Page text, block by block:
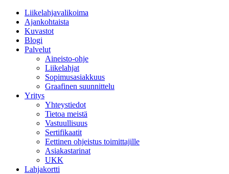
Liikelahjavalikoima
Ajankohtaista
Kuvastot
Blogi
Palvelut
Aineisto-ohje
Liikelahjat
Sopimusasiakkuus
Graafinen suunnittelu
Yritys
Yhteystiedot
Tietoa meistä
Vastuullisuus
Sertifikaatit
Eettinen ohjeistus toimittajille
Asiakastarinat
UKK
Lahjakortti